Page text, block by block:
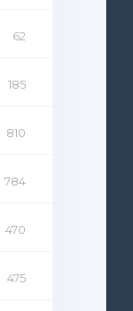
62
185
810
784
470
475